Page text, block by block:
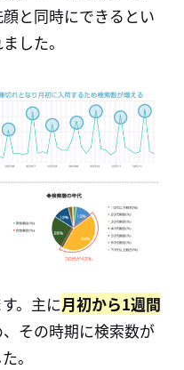
と同時にできるとい
した。
。主に月初から1週間
その時期に検索数が
。